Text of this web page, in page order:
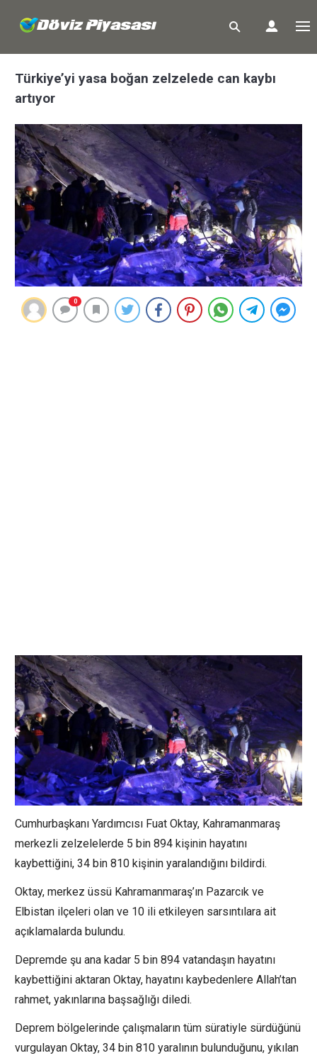
Türkiye’yi yasa boğan zelzelede can kaybı
artıyor
0
Cumhurbaşkanı Yardımcısı Fuat Oktay, Kahramanmaraş
merkezli zelzelelerde 5 bin 894 kişinin hayatını
kaybettiğini, 34 bin 810 kişinin yaralandığını bildirdi.
Oktay, merkez üssü Kahramanmaraş’ın Pazarcık ve
Elbistan ilçeleri olan ve 10 ili etkileyen sarsıntılara ait
açıklamalarda bulundu.
Depremde şu ana kadar 5 bin 894 vatandaşın hayatını
kaybettiğini aktaran Oktay, hayatını kaybedenlere Allah’tan
rahmet, yakınlarına başsağlığı diledi.
Deprem bölgelerinde çalışmaların tüm süratiyle sürdüğünü
vurgulayan Oktay, 34 bin 810 yaralının bulunduğunu, yıkılan